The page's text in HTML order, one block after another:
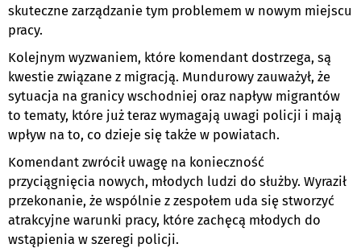
skuteczne zarządzanie tym problemem w nowym miejscu
pracy.
Kolejnym wyzwaniem, które komendant dostrzega, są
kwestie związane z migracją. Mundurowy zauważył, że
sytuacja na granicy wschodniej oraz napływ migrantów
to tematy, które już teraz wymagają uwagi policji i mają
wpływ na to, co dzieje się także w powiatach.
Komendant zwrócił uwagę na konieczność
przyciągnięcia nowych, młodych ludzi do służby. Wyraził
przekonanie, że wspólnie z zespołem uda się stworzyć
atrakcyjne warunki pracy, które zachęcą młodych do
wstąpienia w szeregi policji.